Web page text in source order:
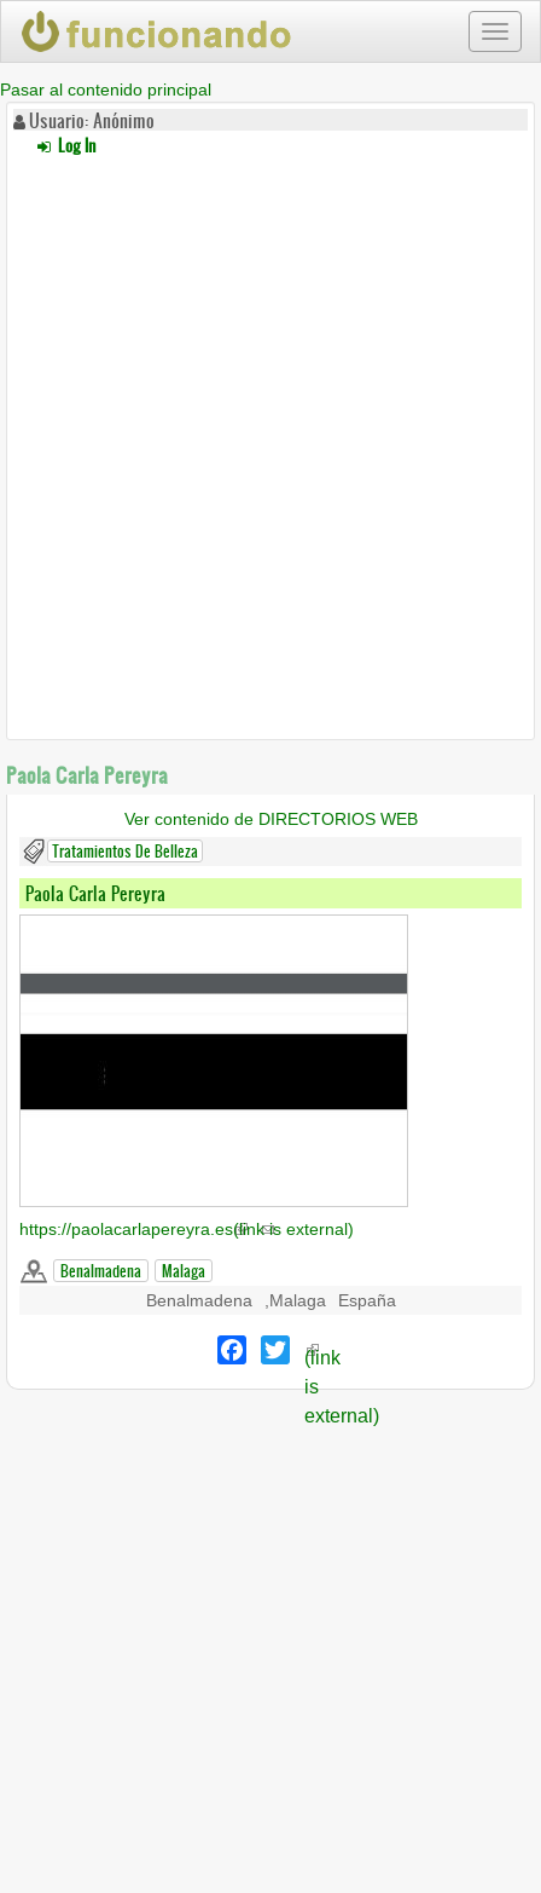
Pasar al contenido principal
Usuario: Anónimo
Log In
Paola Carla Pereyra
Ver contenido de DIRECTORIOS WEB
Tratamientos De Belleza
Paola Carla Pereyra
https://paolacarlapereyra.es(link is external)
Benalmadena Malaga
Benalmadena Malaga España
Facebook
Twitter
(link
is
external)